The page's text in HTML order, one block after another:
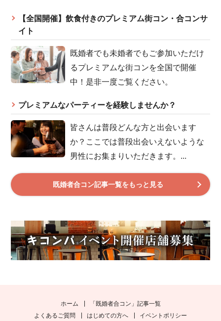
【全国開催】飲食付きのプレミアム街コン・合コンサ
イト
既婚者でも未婚者でもご参加いただけ
るプレミアムな街コンを全国で開催
中！是非一度ご覧ください。
プレミアムなパーティーを経験しませんか？
皆さんは普段どんな方と出会います
か？ここでは普段出会いえないような
男性にお集まりいただきます。...
既婚者合コン記事一覧をもっと見る
ホーム
「既婚者合コン」記事一覧
よくあるご質問
はじめての方へ イベントポリシー